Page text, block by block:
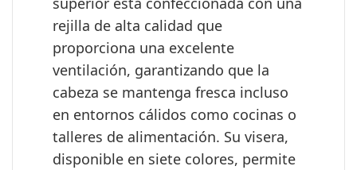
rejilla de alta calidad que
proporciona una excelente
ventilación, garantizando que la
cabeza se mantenga fresca incluso
en entornos cálidos como cocinas o
talleres de alimentación. Su visera,
disponible en siete colores, permite